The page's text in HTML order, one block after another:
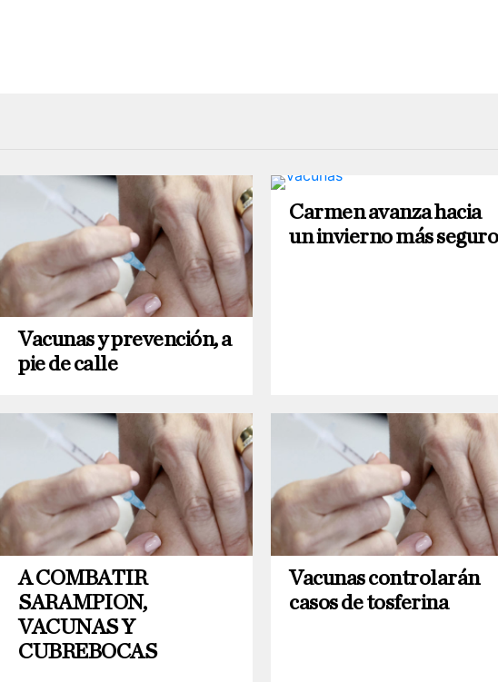
Vacunas y prevención, a
pie de calle
Carmen avanza hacia
un invierno más seguro
A COMBATIR
SARAMPION,
VACUNAS Y
CUBREBOCAS
Vacunas controlarán
casos de tosferina